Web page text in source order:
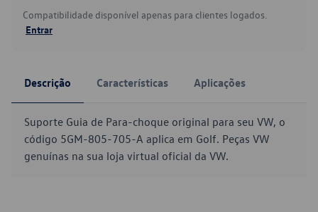
Compatibilidade disponível apenas para clientes logados.
Entrar
Descrição Características Aplicações
Suporte Guia de Para-choque original para seu VW, o
código 5GM-805-705-A aplica em Golf. Peças VW
genuínas na sua loja virtual oficial da VW.